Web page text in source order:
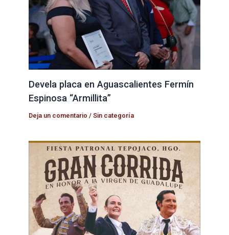
Devela placa en Aguascalientes Fermín
Espinosa “Armillita”
Deja un comentario /Sin categoría